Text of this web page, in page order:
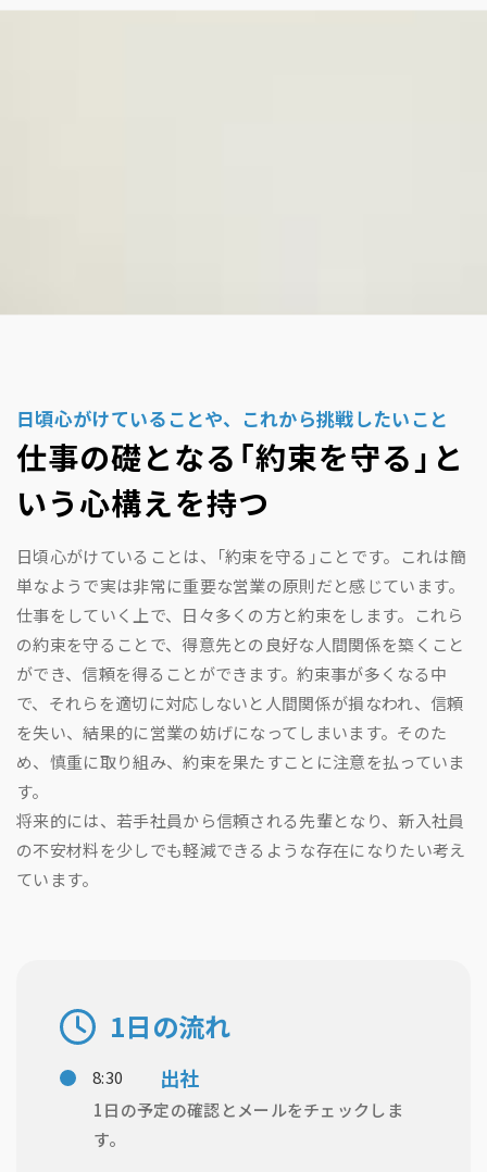
日頃心がけていることや、これから挑戦したいこと
仕事の礎となる「約束を守る」と
いう心構えを持つ
日頃心がけていることは、「約束を守る」ことです。これは簡
単なようで実は非常に重要な営業の原則だと感じています。
仕事をしていく上で、日々多くの方と約束をします。これら
の約束を守ることで、得意先との良好な人間関係を築くこと
ができ、信頼を得ることができます。約束事が多くなる中
で、それらを適切に対応しないと人間関係が損なわれ、信頼
を失い、結果的に営業の妨げになってしまいます。そのた
め、慎重に取り組み、約束を果たすことに注意を払っていま
す。
将来的には、若手社員から信頼される先輩となり、新入社員
の不安材料を少しでも軽減できるような存在になりたい考え
ています。
1日の流れ
8:30 出社
1日の予定の確認とメールをチェックしま
す。